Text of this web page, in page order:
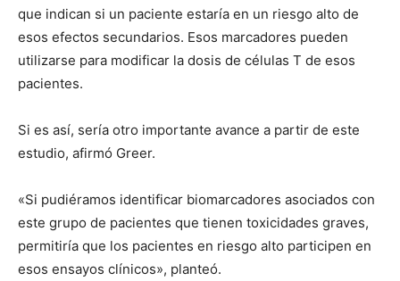
que indican si un paciente estaría en un riesgo alto de
esos efectos secundarios. Esos marcadores pueden
utilizarse para modificar la dosis de células T de esos
pacientes.
Si es así, sería otro importante avance a partir de este
estudio, afirmó Greer.
«Si pudiéramos identificar biomarcadores asociados con
este grupo de pacientes que tienen toxicidades graves,
permitiría que los pacientes en riesgo alto participen en
esos ensayos clínicos», planteó.